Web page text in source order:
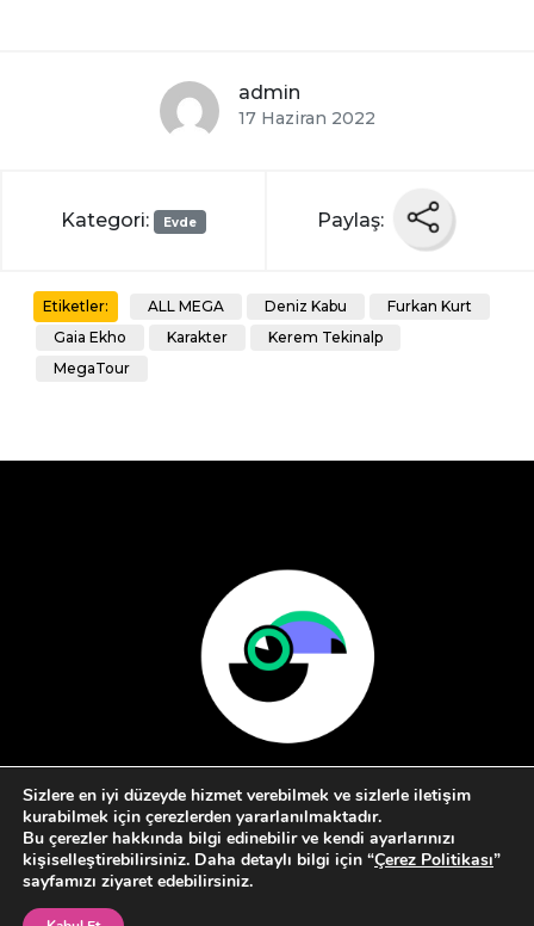
admin
17 Haziran 2022
Kategori: Evde Paylaş:
Etiketler: ALL MEGA Deniz Kabu
Furkan Kurt
Gaia Ekho
Karakter
Kerem Tekinalp
MegaTour
Hakkımızda Kullanım Koşulları
Sizlere en iyi düzeyde hizmet verebilmek ve sizlerle iletişim
kurabilmek için çerezlerden yararlanılmaktadır.
Bu çerezler hakkında bilgi edinebilir ve kendi ayarlarınızı
kişiselleştirebilirsiniz. Daha detaylı bilgi için “Çerez Politikası”
sayfamızı ziyaret edebilirsiniz.